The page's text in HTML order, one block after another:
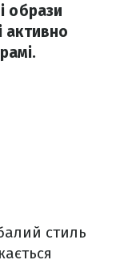
образи
активно
стиль